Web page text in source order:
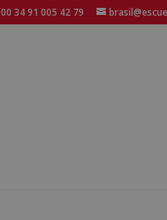
00 34 91 005 42 79